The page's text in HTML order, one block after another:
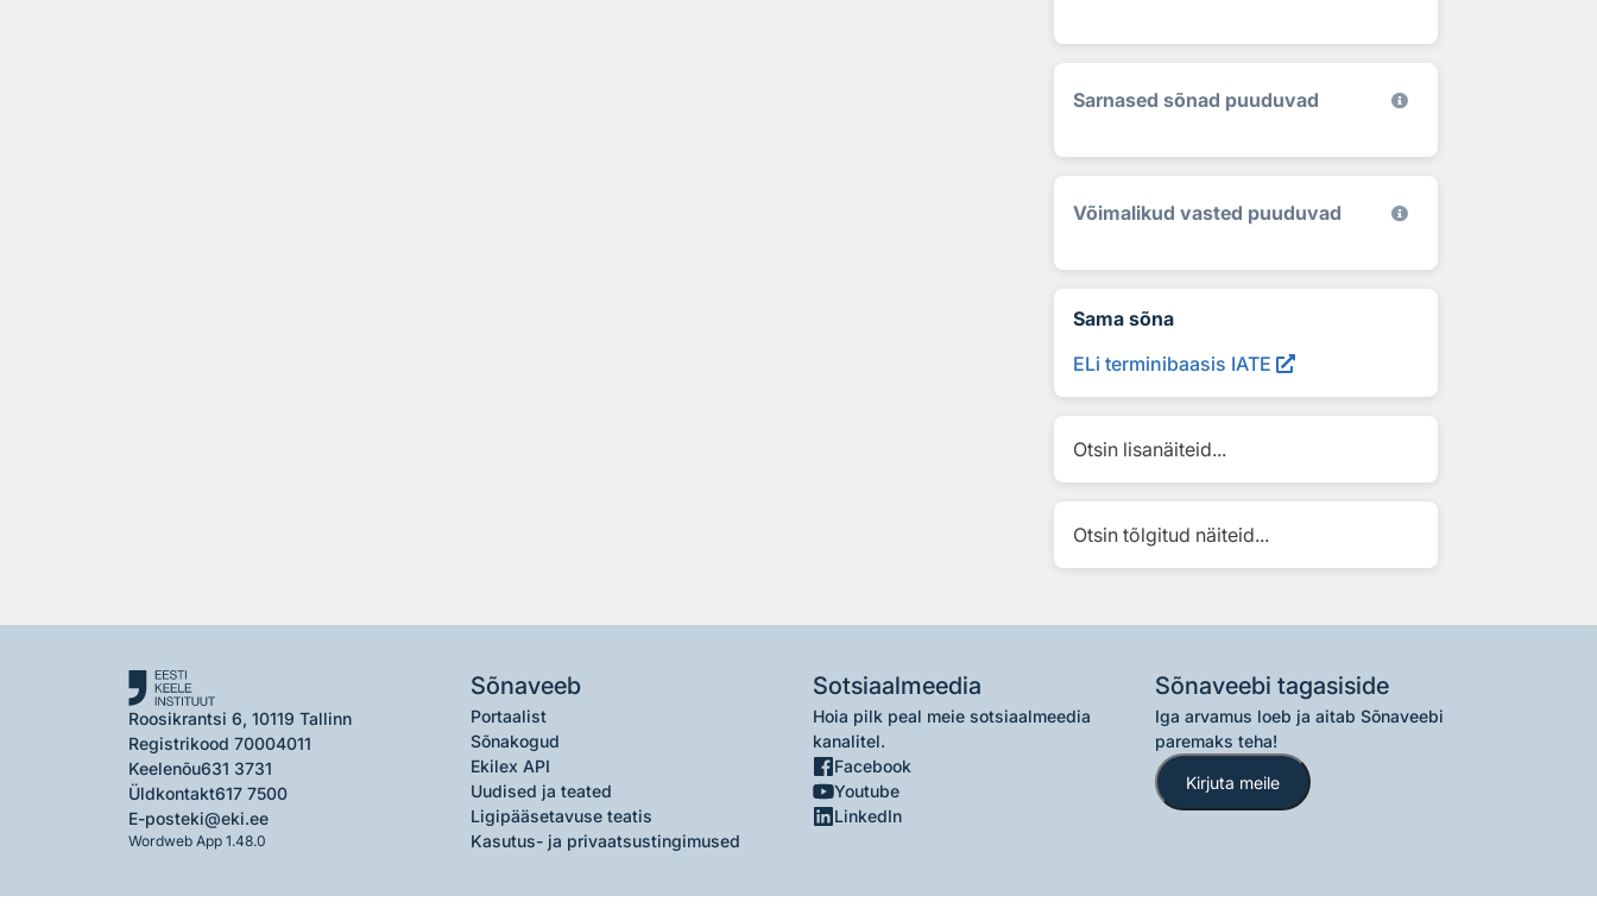
Sarnased sõnad puuduvad
Võimalikud vasted puuduvad
Sama sõna
ELi terminibaasis IATE
Otsin lisanäiteid...
Otsin tõlgitud näiteid...
Roosikrantsi 6, 10119 Tallinn
Registrikood 70004011
Keelenõu631 3731
Üldkontakt617 7500
E-posteki@eki.ee
Wordweb App 1.48.0
Sõnaveeb
Portaalist
Sõnakogud
Ekilex API
Uudised ja teated
Ligipääsetavuse teatis
Kasutus- ja privaatsustingimused
Sotsiaalmeedia
Hoia pilk peal meie sotsiaalmeedia
kanalitel.
Facebook
Youtube
LinkedIn
Sõnaveebi tagasiside
Iga arvamus loeb ja aitab Sõnaveebi
paremaks teha!
Kirjuta meile